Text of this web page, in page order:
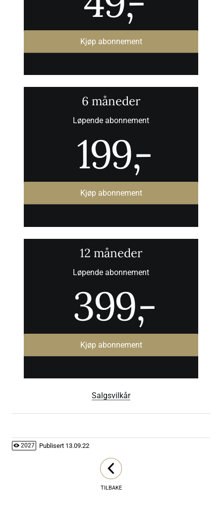
Kjøp abonnement
6 måneder
Løpende abonnement
199,-
Kjøp abonnement
12 måneder
Løpende abonnement
399,-
Kjøp abonnement
Salgsvilkår
2027 Publisert 13.09.22
TILBAKE